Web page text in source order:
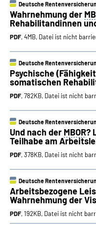
Deutsche
Wahrnehmung der
Rehabilitandinnen
PDF, 4MB, Datei ist nicht
Deutsche
Psychische
somatischen
PDF, 782KB, Datei ist nicht
Deutsche
Und nach der MBOR?
Teilhabe am
PDF, 378KB, Datei ist nicht
Deutsche
Arbeitsbezogene
Wahrnehmung der
PDF, 192KB, Datei ist nicht